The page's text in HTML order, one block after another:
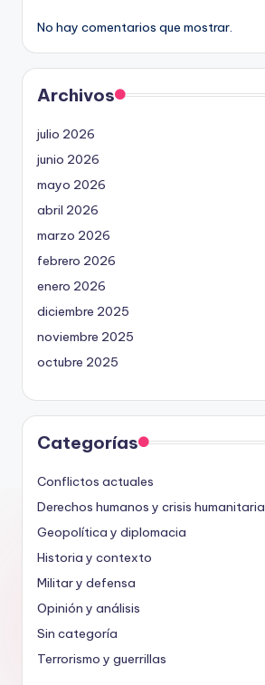
No hay comentarios que mostrar.
Archivos
julio 2026
junio 2026
mayo 2026
abril 2026
marzo 2026
febrero 2026
enero 2026
diciembre 2025
noviembre 2025
octubre 2025
Categorías
Conflictos actuales
Derechos humanos y crisis humanitaria
Geopolítica y diplomacia
Historia y contexto
Militar y defensa
Opinión y análisis
Sin categoría
Terrorismo y guerrillas